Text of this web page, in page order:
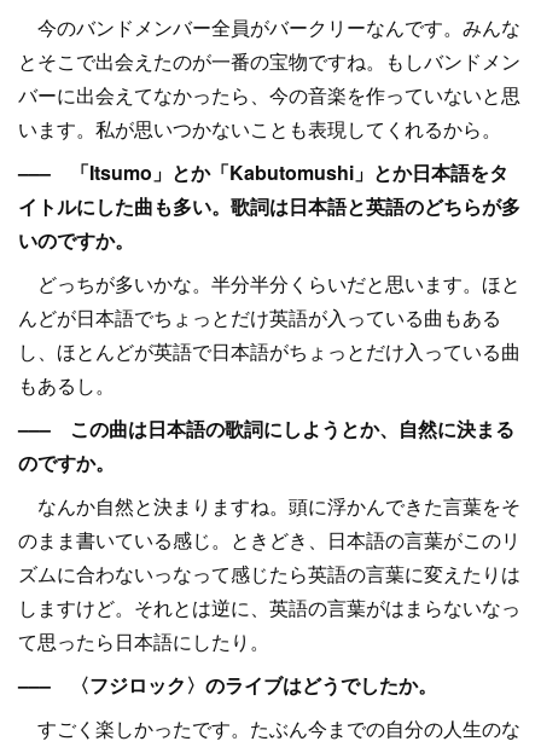
今のバンドメンバー全員がバークリーなんです。みんな
とそこで出会えたのが一番の宝物ですね。もしバンドメン
バーに出会えてなかったら、今の音楽を作っていないと思
います。私が思いつかないことも表現してくれるから。
––– 「Itsumo」とか「Kabutomushi」とか日本語をタ
イトルにした曲も多い。歌詞は日本語と英語のどちらが多
いのですか。
どっちが多いかな。半分半分くらいだと思います。ほと
んどが日本語でちょっとだけ英語が入っている曲もある
し、ほとんどが英語で日本語がちょっとだけ入っている曲
もあるし。
––– この曲は日本語の歌詞にしようとか、自然に決まる
のですか。
なんか自然と決まりますね。頭に浮かんできた言葉をそ
のまま書いている感じ。ときどき、日本語の言葉がこのリ
ズムに合わないっなって感じたら英語の言葉に変えたりは
しますけど。それとは逆に、英語の言葉がはまらないなっ
て思ったら日本語にしたり。
––– 〈フジロック〉のライブはどうでしたか。
すごく楽しかったです。たぶん今までの自分の人生のな